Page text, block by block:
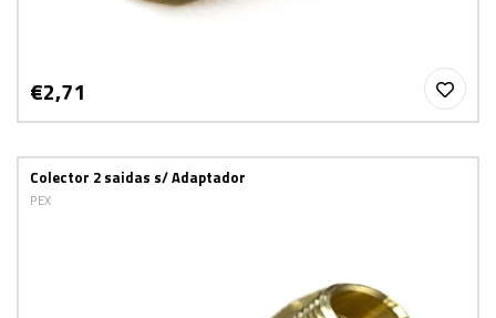
€2,71
Colector 2 saidas s/ Adaptador
PEX